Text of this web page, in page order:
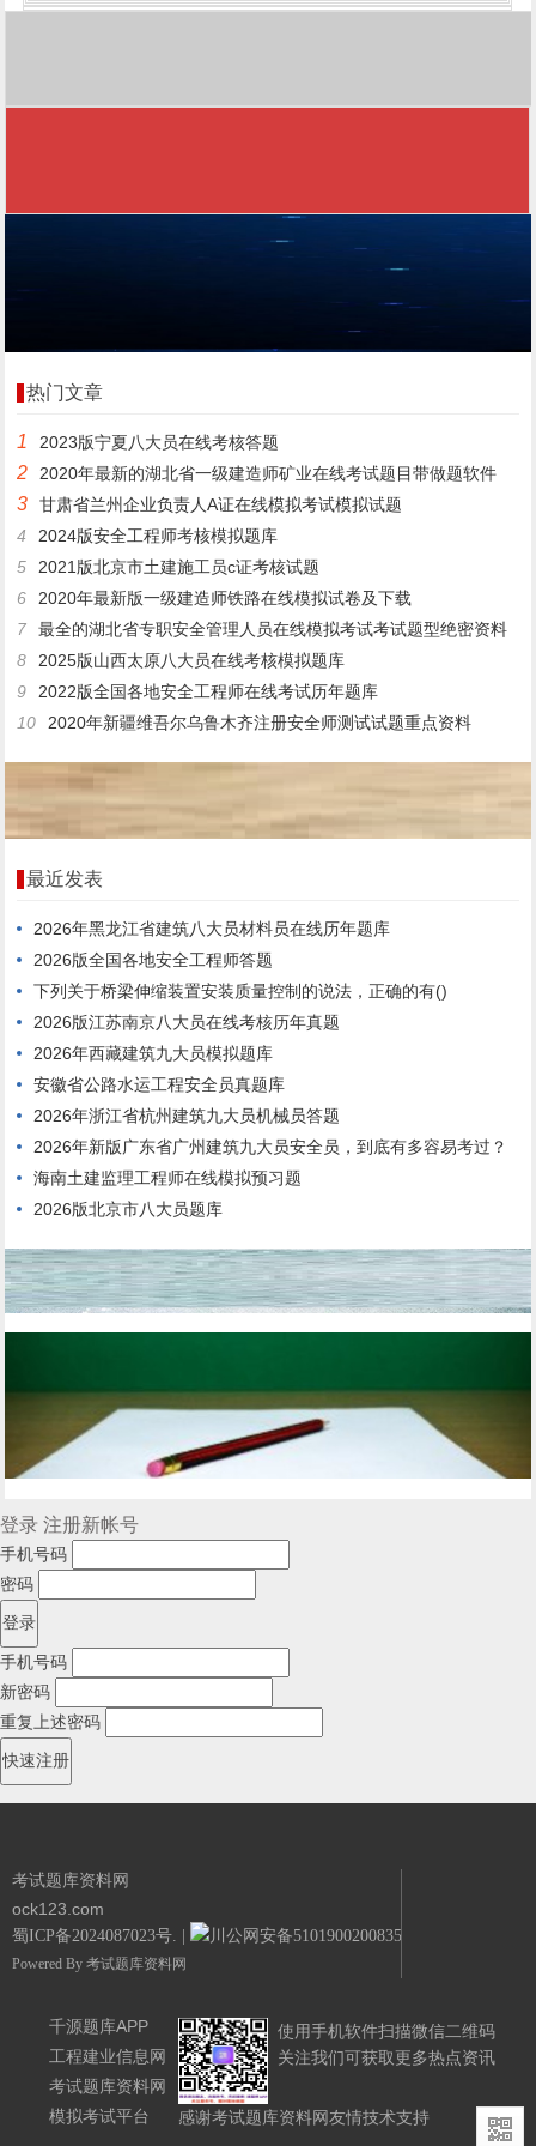
热门文章
1 2023版宁夏八大员在线考核答题
2 2020年最新的湖北省一级建造师矿业在线考试题目带做题软件
3
甘肃省兰州企业负责人A证在线模拟考试模拟试题
4
2024版安全工程师考核模拟题库
5
2021版北京市土建施工员c证考核试题
6
2020年最新版一级建造师铁路在线模拟试卷及下载
7
最全的湖北省专职安全管理人员在线模拟考试考试题型绝密资料
8
2025版山西太原八大员在线考核模拟题库
9
2022版全国各地安全工程师在线考试历年题库
10
2020年新疆维吾尔乌鲁木齐注册安全师测试试题重点资料
最近发表
2026年黑龙江省建筑八大员材料员在线历年题库
2026版全国各地安全工程师答题
下列关于桥梁伸缩装置安装质量控制的说法，正确的有()
2026版江苏南京八大员在线考核历年真题
2026年西藏建筑九大员模拟题库
安徽省公路水运工程安全员真题库
2026年浙江省杭州建筑九大员机械员答题
2026年新版广东省广州建筑九大员安全员，到底有多容易考过？
海南土建监理工程师在线模拟预习题
2026版北京市八大员题库
登录 注册新帐号
手机号码
密码
手机号码
新密码
重复上述密码
考试题库资料网
ock123.com
蜀ICP备2024087023号. 川公网安备51019002008351号.
Powered By 考试题库资料网
千源题库APP
工程建业信息网
考试题库资料网
模拟考试平台
使用手机软件扫描微信二维码
关注我们可获取更多热点资讯
感谢考试题库资料网友情技术支持